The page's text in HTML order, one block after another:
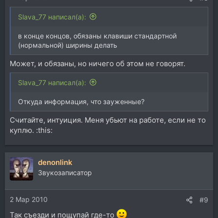
Slava_77 написал(а):
в конце концов, обязаны клавиши стандартной
(нормальной) ширины делать
Может, и обязаны, но ничего об этом не говорят.
Slava_77 написал(а):
Откуда информация, что зауженные?
Считайте, интуиция. Меня убьют на работе, если не то
куплю. :this:
denonlink
Звукозаписатор
2 Мар 2010 #9
Так съезди и пощупай где-то